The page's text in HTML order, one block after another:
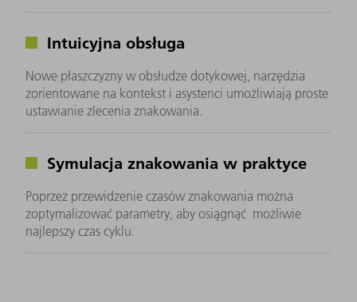
Intuicyjna obsługa
Nowe płaszczyzny w obsłudze dotykowej, narzędzia
zorientowane na kontekst i asystenci umożliwiają proste
ustawianie zlecenia znakowania.
Symulacja znakowania w praktyce
Poprzez przewidzenie czasów znakowania można
zoptymalizować parametry, aby osiągnąć możliwie
najlepszy czas cyklu.